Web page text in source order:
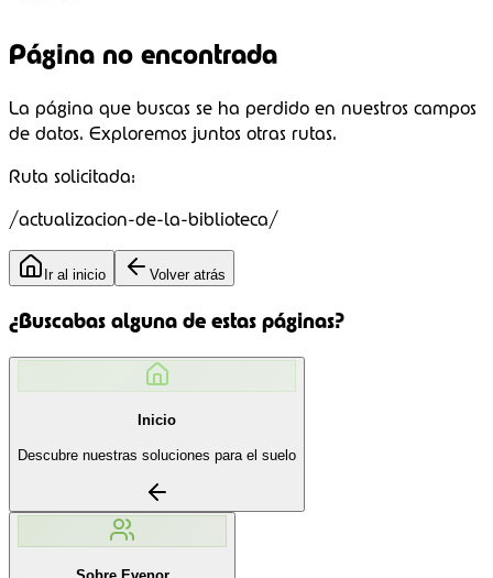
Página no encontrada
La página que buscas se ha perdido en nuestros campos
de datos. Exploremos juntos otras rutas.
Ruta solicitada:
/actualizacion-de-la-biblioteca/
Ir al inicio Volver atrás
¿Buscabas alguna de estas páginas?
Inicio
Descubre nuestras soluciones para el suelo